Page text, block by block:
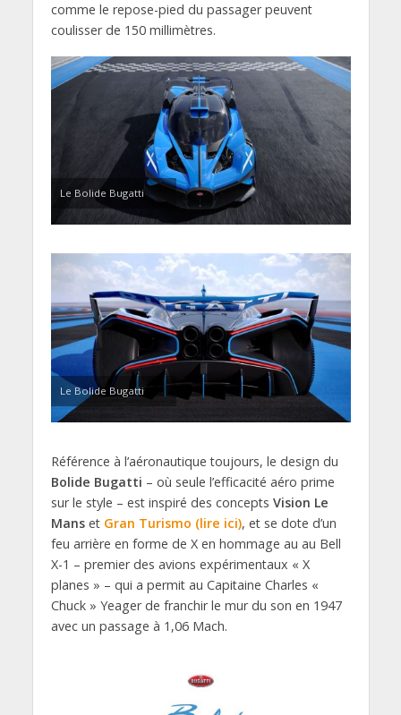
comme le repose-pied du passager peuvent
coulisser de 150 millimètres.
Le Bolide Bugatti
Le Bolide Bugatti
Référence à l’aéronautique toujours, le design du
Bolide Bugatti – où seule l’efficacité aéro prime
sur le style – est inspiré des concepts Vision Le
Manset Gran Turismo (lire ici), et se dote d’un
feu arrière en forme de X en hommage au au Bell
X-1 – premier des avions expérimentaux « X
planes » – qui a permit au Capitaine Charles «
Chuck » Yeager de franchir le mur du son en 1947
avec un passage à 1,06 Mach.